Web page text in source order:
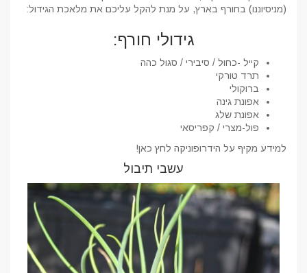
(מניסיוננו) בחורף בארץ, על מנת להקל עליכם את מלאכת הגידול:
גידולי חורף:
קייל -כחול / סיבירי / סגול כהה
תרד טורקי
ברוקולי
אפונת גינה
אפונת שלג
פול-מצרי / קפריסאי
למידע מקיף על הידרופוניקה לחץ כאן!
עשבי תיבול